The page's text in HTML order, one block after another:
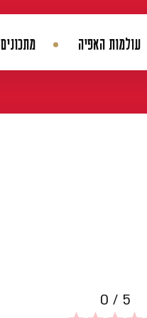
עולמות האפיה מתכונים
0 / 5